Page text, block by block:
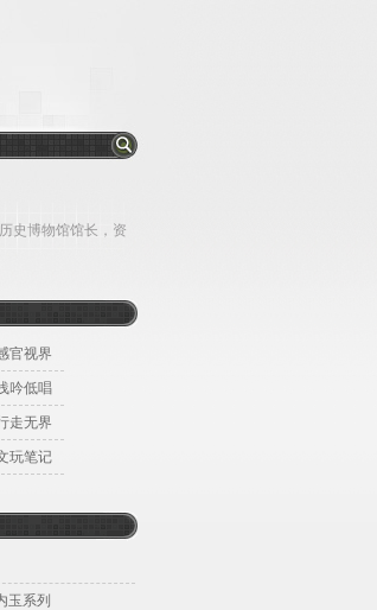
史博物馆馆长，资
官视界
吟低唱
走无界
玩笔记
玉系列